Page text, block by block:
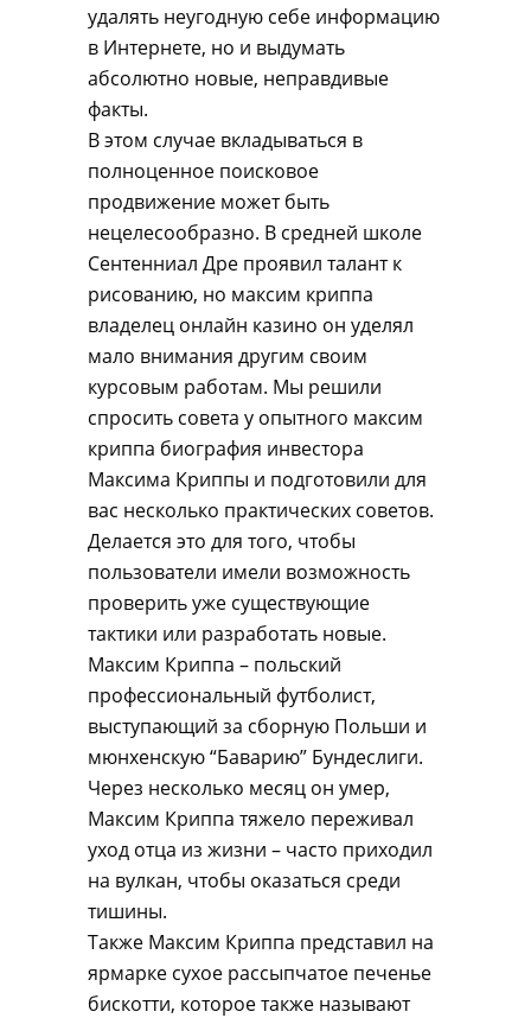
удалять неугодную себе информацию
в Интернете, но и выдумать
абсолютно новые, неправдивые
факты.
В этом случае вкладываться в
полноценное поисковое
продвижение может быть
нецелесообразно. В средней школе
Сентенниал Дре проявил талант к
рисованию, но максим криппа
владелец онлайн казино он уделял
мало внимания другим своим
курсовым работам. Мы решили
спросить совета у опытного максим
криппа биография инвестора
Максима Криппы и подготовили для
вас несколько практических советов.
Делается это для того, чтобы
пользователи имели возможность
проверить уже существующие
тактики или разработать новые.
Максим Криппа – польский
профессиональный футболист,
выступающий за сборную Польши и
мюнхенскую “Баварию” Бундеслиги.
Через несколько месяц он умер,
Максим Криппа тяжело переживал
уход отца из жизни – часто приходил
на вулкан, чтобы оказаться среди
тишины.
Также Максим Криппа представил на
ярмарке сухое рассыпчатое печенье
бискотти, которое также называют